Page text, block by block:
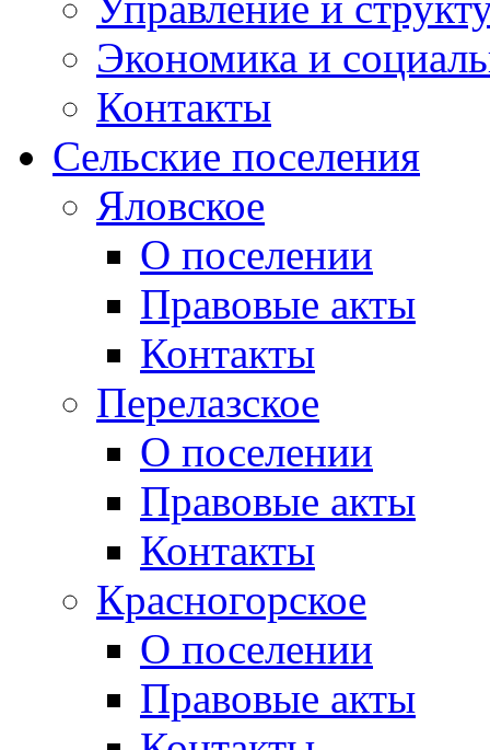
Экономика и
Контакты
Сельские поселения
Яловское
О поселении
Правовые акты
Контакты
Перелазское
О поселении
Правовые акты
Контакты
Красногорское
О поселении
Правовые акты